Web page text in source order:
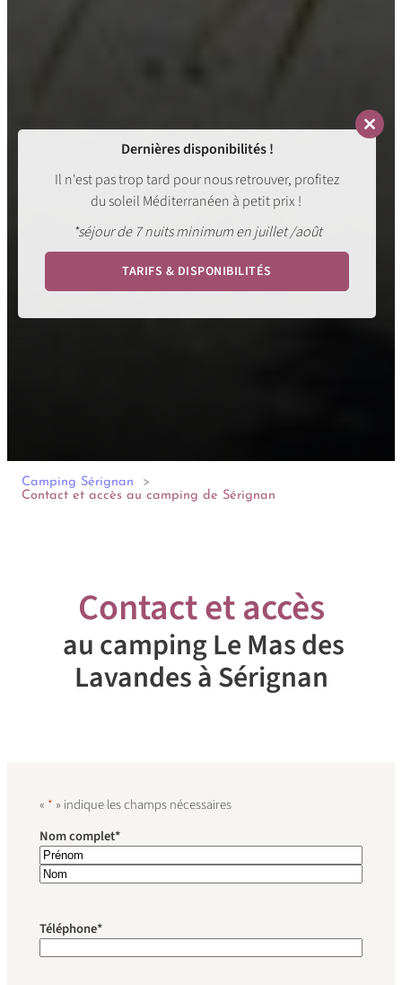
Camping Sérignan
Contact et accès au camping de Sérignan
Contact et accès
au camping Le Mas des
Lavandes à Sérignan
« * » indique les champs nécessaires
Nom complet*
P
n
m
Téléphone*
Close
Dernières disponibilités !
Il n'est pas trop tard pour nous retrouver, profitez
du soleil Méditerranéen à petit prix !
*séjour de 7 nuits minimum en juillet /août
TARIFS & DISPONIBILITÉS